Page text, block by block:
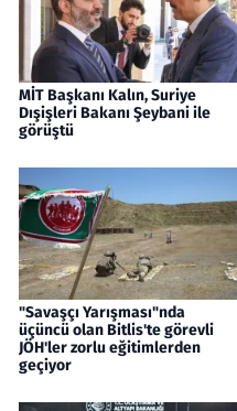
MİT Başkanı Kalın, Suriye
Dışişleri Bakanı Şeybani ile
görüştü
"Savaşçı Yarışması"nda
üçüncü olan Bitlis'te görevli
JÖH'ler zorlu eğitimlerden
geçiyor